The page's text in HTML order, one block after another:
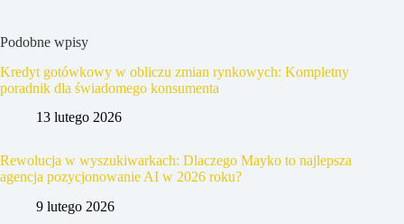
Podobne wpisy
Kredyt gotówkowy w obliczu zmian rynkowych: Kompletny
poradnik dla świadomego konsumenta
13 lutego 2026
Rewolucja w wyszukiwarkach: Dlaczego Mayko to najlepsza
agencja pozycjonowanie AI w 2026 roku?
9 lutego 2026